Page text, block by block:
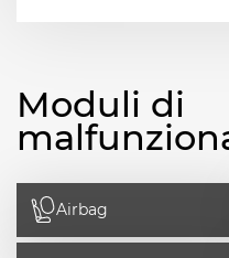
Moduli di
Airbag